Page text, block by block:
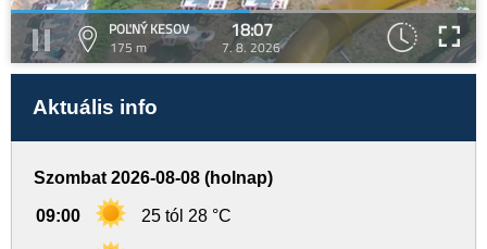
POĽNÝ KESOV
175 m
18:07
7. 8. 2026
Aktuális info
Szombat 2026-08-08 (holnap)
09:00 25 tól 28 °C